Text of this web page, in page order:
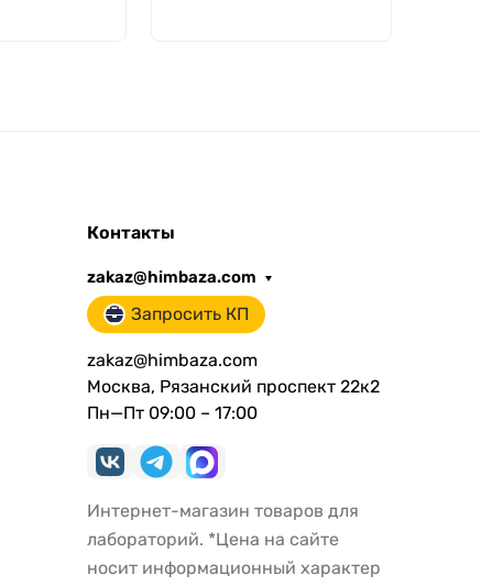
Контакты
zakaz@himbaza.com
Запросить КП
zakaz@himbaza.com
Москва, Рязанский проспект 22к2
Пн—Пт 09:00 – 17:00
Интернет-магазин товаров для
лабораторий. *Цена на сайте
носит информационный характер